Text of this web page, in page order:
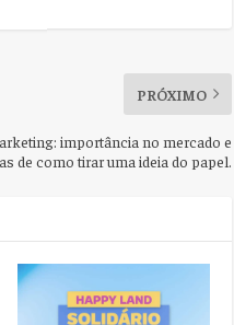
PRÓXIMO
importância no mercado e
de como tirar uma ideia do papel.